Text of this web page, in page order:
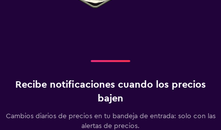
Recibe notificaciones cuando los precios
bajen
Cambios diarios de precios en tu bandeja de entrada: solo con las
alertas de precios.